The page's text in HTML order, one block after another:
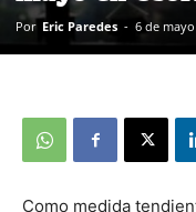
Por Eric Paredes - 6 de
Como medida